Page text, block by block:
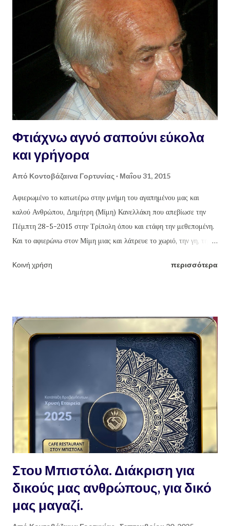
οινοπνεύματος, δηλαδή 16-16,5 γράδα (βλ πίνακα παρακάτω).
Δυστυχώς, ελάχιστοι
Φτιάχνω αγνό σαπούνι εύκολα
και γρήγορα
Από Κοντοβάζαινα Γορτυνίας Μαΐου 31, 2015
Αφιερωμένο το κατωτέρω στην μνήμη του αγαπημένου μας και
καλού Ανθρώπου, Δημήτρη (Μίμη) Κανελλάκη που απεβίωσε την
Πέμπτη 28-5-2015 στην Τρίπολη όπου και ετάφη την μεθεπομένη.
Και το αφιερώνω στον Μίμη μιας και λάτρευε το χωριό, την γη, την
τα χεράκια του. Πράξεις που έκανε κάθε χρόνο τέτοιες μέρες, εδώ
παλαιότερο λάδι θα βρούμε. Όσο παλαιότερο το λάδι, τόσο το
καλύτερο, αν θέλουμε να κάνουμε σαπούνι που θα είναι εξαιρετικό,
υγιεινό, υποαλεργικό, αγνό και κυρίως 100% οικολογικό, μέσα σε
1/2 ώρα. Οδηγίες : ζυγίζουμε το λάδι που έχουμε σε ζυγαριά
ακριβείας. Σημειωτέον πως, το μπουκάλι με το 1 λίτρο λάδι δεν
ζυγίζει 1 κιλό λάδι, μιας και είναι πολύ ελαφρύτερο ! για κάθε κιλό
λάδι χρειαζόμαστε 300 γραμμά...
Κοινή χρήση περισσότερα
Στου Μπιστόλα. Διάκριση για
δικούς μας ανθρώπους, για δικό
μας μαγαζί.